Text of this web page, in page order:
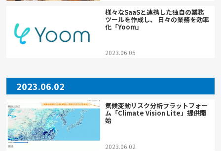
様々なSaaSと連携した独自の業務
ツールを作成し、 日々の業務を効率
化「Yoom」
2023.06.05
2023.06.02
気候変動リスク分析プラットフォー
ム「Climate Vision Lite」提供開
始
2023.06.02